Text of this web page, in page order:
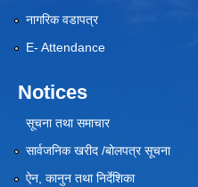
नागरिक वडापत्र
E- Attendance
Notices
सूचना तथा समाचार
सार्वजनिक खरीद /बोलपत्र सूचना
ऐन, कानुन तथा निर्देशिका